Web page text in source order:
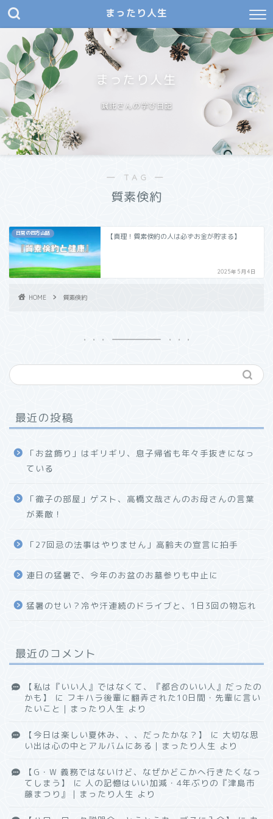
まったり人生
まったり人生
嘱託さんの学び日記
― TAG ―
質素倹約
日常の四方山話 【真理！質素倹約の人は必ずお金が貯まる】
2025年5月4日
HOME 質素倹約
最近の投稿
「お盆飾り」はギリギリ、息子帰省も年々手抜きになっ
ている
「徹子の部屋」ゲスト、高橋文哉さんのお母さんの言葉
が素敵！
「27回忌の法事はやりません」高齢夫の宣言に拍手
連日の猛暑で、今年のお盆のお墓参りも中止に
猛暑のせい？冷や汗連続のドライブと、1日3回の物忘れ
最近のコメント
【私は『いい人』ではなくて、『都合のいい人』だったの
かも】
に フキハラ後輩に翻弄された10日間・先輩に言い
たいこと｜まったり人生 より
【今日は楽しい夏休み、、、だったかな？】 に 大切な思
い出は心の中とアルバムにある｜まったり人生 より
【G・W 義務ではないけど、なぜかどこかへ行きたくなっ
てしまう】
に 人の記憶はいい加減・4年ぶりの『津島市
藤まつり』｜まったり人生 より